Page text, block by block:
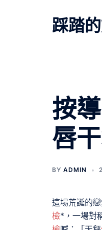
踩踏
按
唇
BY ADMIN
這場荒誕的
檢*，一場對